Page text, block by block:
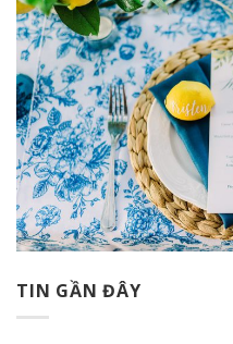
TIN GẦN ĐÂY